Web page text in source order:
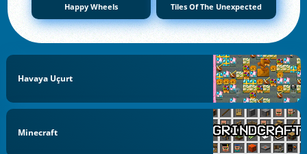
Happy Wheels Tiles Of The Unexpected
Havaya Uçurt
Minecraft